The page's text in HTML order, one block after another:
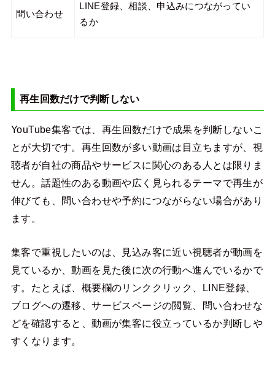
問い合わせ
LINE登録、相談、申込みにつながってい
るか
再生回数だけで判断しない
YouTube集客では、再生回数だけで成果を判断しないこ
とが大切です。再生回数が多い動画は目立ちますが、視
聴者が自社の商品やサービスに関心のある人とは限りま
せん。話題性のある動画や広く見られるテーマで再生が
伸びても、問い合わせや予約につながらない場合があり
ます。
集客で重視したいのは、見込み客に近い視聴者が動画を
見ているか、動画を見た後に次の行動へ進んでいるかで
す。たとえば、概要欄のリンククリック、LINE登録、
ブログへの遷移、サービスページの閲覧、問い合わせな
どを確認すると、動画が集客に役立っているか判断しや
すくなります。